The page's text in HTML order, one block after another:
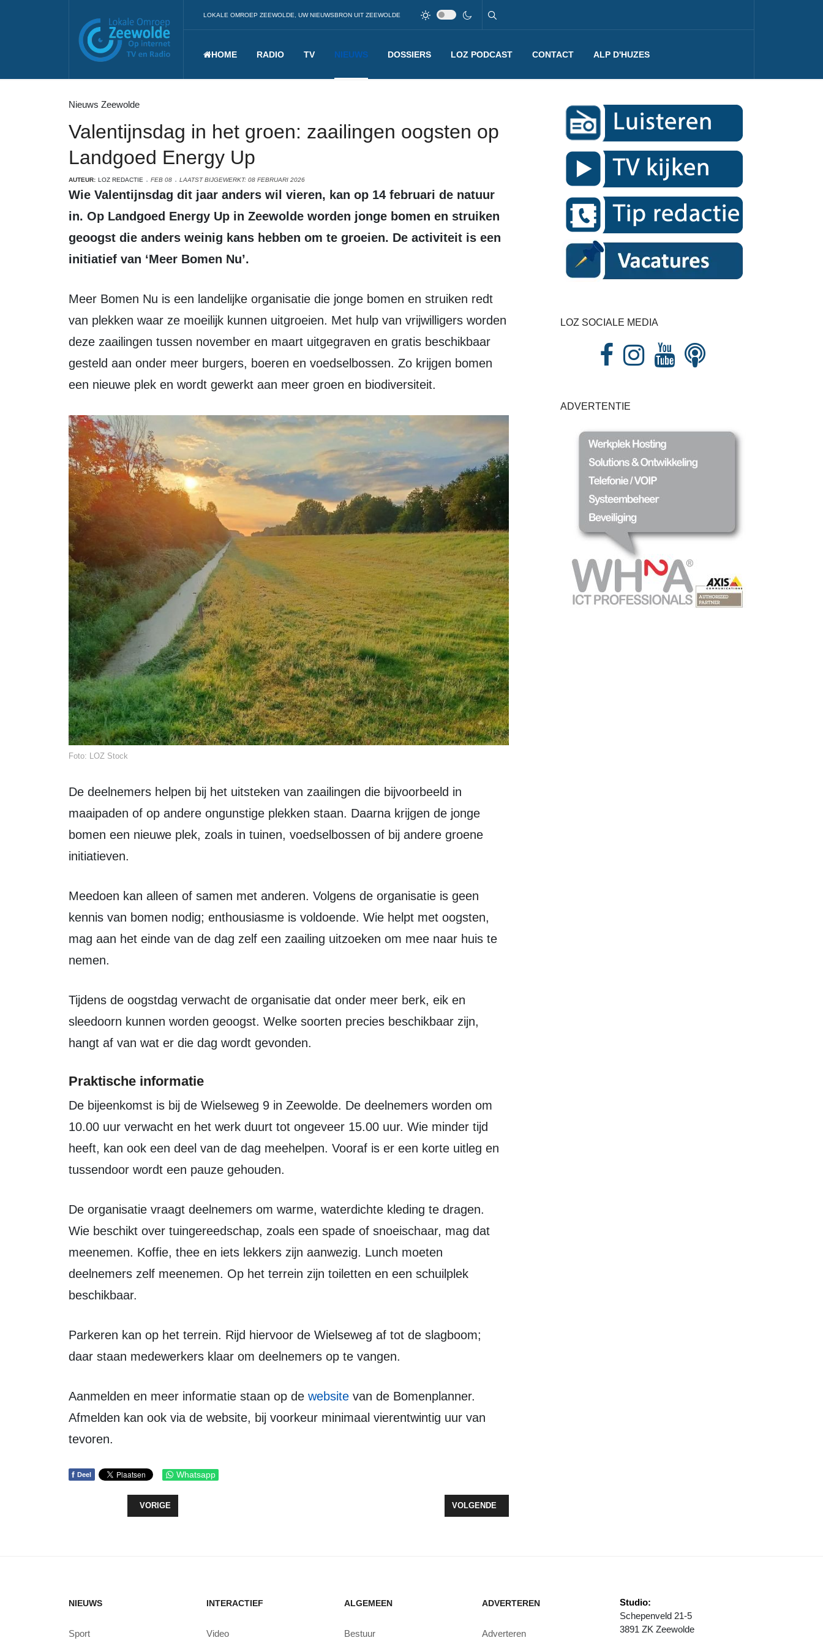
LOKALE OMROEP ZEEWOLDE, UW NIEUWSBRON UIT ZEEWOLDE
HOME RADIO TV NIEUWS DOSSIERS LOZ PODCAST CONTACT ALP D'HUZES
Nieuws Zeewolde
Valentijnsdag in het groen: zaailingen oogsten op
Landgoed Energy Up
AUTEUR: LOZ REDACTIE FEB 08 LAATST BIJGEWERKT: 08 FEBRUARI 2026
Wie Valentijnsdag dit jaar anders wil vieren, kan op 14 februari de natuur
in. Op Landgoed Energy Up in Zeewolde worden jonge bomen en struiken
geoogst die anders weinig kans hebben om te groeien. De activiteit is een
initiatief van ‘Meer Bomen Nu’.
Meer Bomen Nu is een landelijke organisatie die jonge bomen en struiken redt
van plekken waar ze moeilijk kunnen uitgroeien. Met hulp van vrijwilligers worden
deze zaailingen tussen november en maart uitgegraven en gratis beschikbaar
gesteld aan onder meer burgers, boeren en voedselbossen. Zo krijgen bomen
een nieuwe plek en wordt gewerkt aan meer groen en biodiversiteit.
Foto: LOZ Stock
De deelnemers helpen bij het uitsteken van zaailingen die bijvoorbeeld in
maaipaden of op andere ongunstige plekken staan. Daarna krijgen de jonge
bomen een nieuwe plek, zoals in tuinen, voedselbossen of bij andere groene
initiatieven.
Meedoen kan alleen of samen met anderen. Volgens de organisatie is geen
kennis van bomen nodig; enthousiasme is voldoende. Wie helpt met oogsten,
mag aan het einde van de dag zelf een zaailing uitzoeken om mee naar huis te
nemen.
Tijdens de oogstdag verwacht de organisatie dat onder meer berk, eik en
sleedoorn kunnen worden geoogst. Welke soorten precies beschikbaar zijn,
hangt af van wat er die dag wordt gevonden.
Praktische informatie
De bijeenkomst is bij de Wielseweg 9 in Zeewolde. De deelnemers worden om
10.00 uur verwacht en het werk duurt tot ongeveer 15.00 uur. Wie minder tijd
heeft, kan ook een deel van de dag meehelpen. Vooraf is er een korte uitleg en
tussendoor wordt een pauze gehouden.
De organisatie vraagt deelnemers om warme, waterdichte kleding te dragen.
Wie beschikt over tuingereedschap, zoals een spade of snoeischaar, mag dat
meenemen. Koffie, thee en iets lekkers zijn aanwezig. Lunch moeten
deelnemers zelf meenemen. Op het terrein zijn toiletten en een schuilplek
beschikbaar.
Parkeren kan op het terrein. Rijd hiervoor de Wielseweg af tot de slagboom;
daar staan medewerkers klaar om deelnemers op te vangen.
Aanmelden en meer informatie staan op de website van de Bomenplanner.
Afmelden kan ook via de website, bij voorkeur minimaal vierentwintig uur van
tevoren.
f Deel Whatsapp
VORIG ARTIKEL: TEKENINGEN TEUN KOOLHAAS OVERHANDIGD AAN ERFGOED WETHOUDER SCHEFFER
VORIGE VOLGENDE ARTIKEL: VPTZ ZEEWOLDE WERKT TOE NAAR ONDERSTEUNING THUIS IN
VOLGENDE
LOZ SOCIALE MEDIA
ADVERTENTIE
NIEUWS
Sport
INTERACTIEF
Video
ALGEMEEN
Bestuur
ADVERTEREN
Adverteren
Studio:
Schepenveld 21-5
3891 ZK Zeewolde